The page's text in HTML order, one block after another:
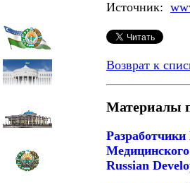
Источник:
Возврат к
Материалы
Russian